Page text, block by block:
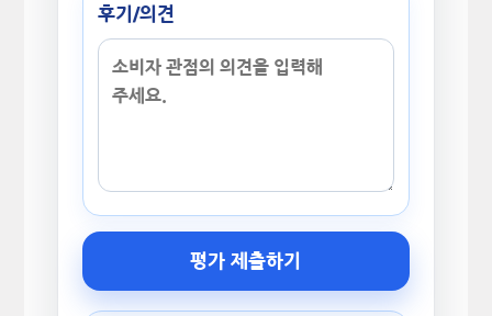
후기/의견
평가 제출하기